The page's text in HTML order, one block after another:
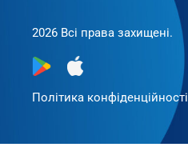
2026 Всі права захищені.
Політика конфіденційності